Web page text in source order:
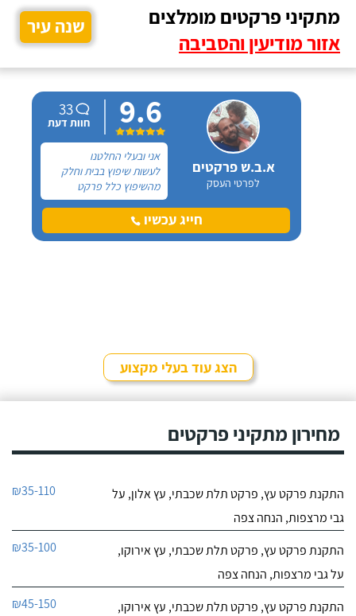
מתקיני פרקטים מומלצים
אזור מודיעין והסביבה
שנה עיר
א.ב.ש פרקטים
לפרטי העסק
9.6
33
חוות דעת
אני ובעלי החלטנו
לעשות שיפוץ בבית וחלק
מהשיפוץ כלל פרקט
למינציה שיותקן מעל
הריצוף (הישן) הקיים. קנינו
את הפרקט מחנות חיצונית
חייג עכשיו
הצג עוד בעלי מקצוע
מחירון מתקיני פרקטים
התקנת פרקט עץ, פרקט תלת שכבתי, עץ אלון, על
גבי מרצפות, הנחה צפה
₪35-110
התקנת פרקט עץ, פרקט תלת שכבתי, עץ אירוקו,
על גבי מרצפות, הנחה צפה
₪35-100
התקנת פרקט עץ, פרקט תלת שכבתי, עץ אירוקו,
₪45-150